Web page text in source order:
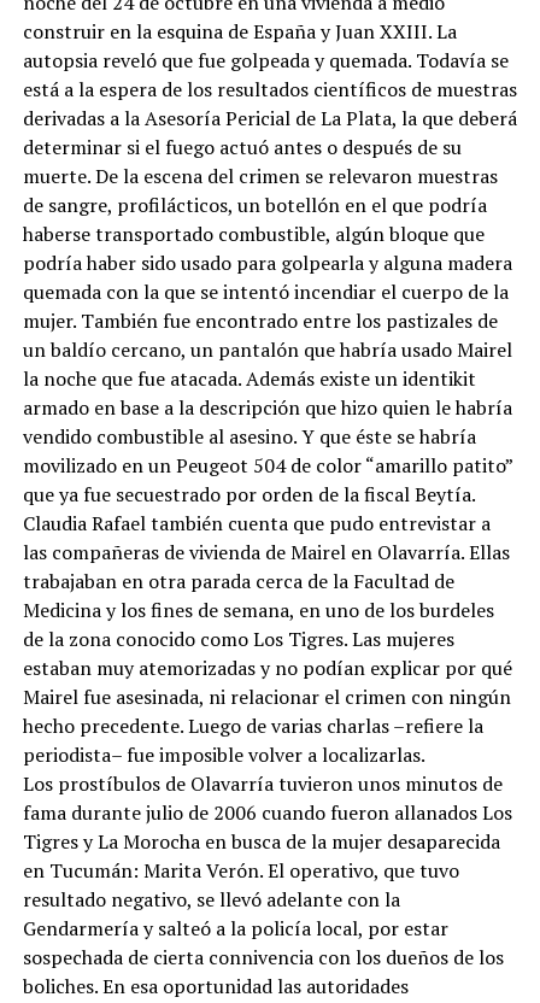
construir en la esquina de España y Juan XXIII. La
autopsia reveló que fue golpeada y quemada. Todavía se
está a la espera de los resultados científicos de muestras
derivadas a la Asesoría Pericial de La Plata, la que deberá
determinar si el fuego actuó antes o después de su
muerte. De la escena del crimen se relevaron muestras
de sangre, profilácticos, un botellón en el que podría
haberse transportado combustible, algún bloque que
podría haber sido usado para golpearla y alguna madera
quemada con la que se intentó incendiar el cuerpo de la
mujer. También fue encontrado entre los pastizales de
un baldío cercano, un pantalón que habría usado Mairel
la noche que fue atacada. Además existe un identikit
armado en base a la descripción que hizo quien le habría
vendido combustible al asesino. Y que éste se habría
movilizado en un Peugeot 504 de color “amarillo patito”
que ya fue secuestrado por orden de la fiscal Beytía.
Claudia Rafael también cuenta que pudo entrevistar a
las compañeras de vivienda de Mairel en Olavarría. Ellas
trabajaban en otra parada cerca de la Facultad de
Medicina y los fines de semana, en uno de los burdeles
de la zona conocido como Los Tigres. Las mujeres
estaban muy atemorizadas y no podían explicar por qué
Mairel fue asesinada, ni relacionar el crimen con ningún
hecho precedente. Luego de varias charlas –refiere la
periodista– fue imposible volver a localizarlas.
Los prostíbulos de Olavarría tuvieron unos minutos de
fama durante julio de 2006 cuando fueron allanados Los
Tigres y La Morocha en busca de la mujer desaparecida
en Tucumán: Marita Verón. El operativo, que tuvo
resultado negativo, se llevó adelante con la
Gendarmería y salteó a la policía local, por estar
sospechada de cierta connivencia con los dueños de los
boliches. En esa oportunidad las autoridades